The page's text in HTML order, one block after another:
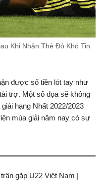
Khi Nhận Thẻ Đỏ Khó Tin
được số tiền lót tay như
trợ. Một số dọa sẽ không
hạng Nhất 2022/2023
mùa giải năm nay có sự
gặp U22 Việt Nam |